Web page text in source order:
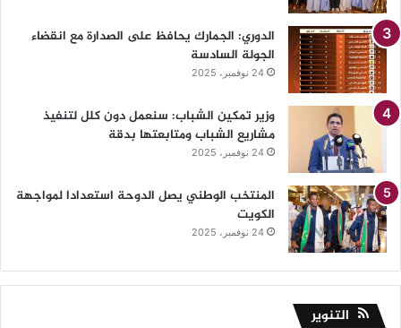
الدوري: الجمارك يحافظ على الصدارة مع انقضاء
الجولة السادسة
24 نوفمبر، 2025
وزير تمكين الشباب: سنعمل دون كلل لتنفيذ
مشاريع الشباب ومتابعتها بدقة
24 نوفمبر، 2025
المنتخب الوطني يصل الدوحة استعدادا لمواجهة
الكويت
24 نوفمبر، 2025
التنوير